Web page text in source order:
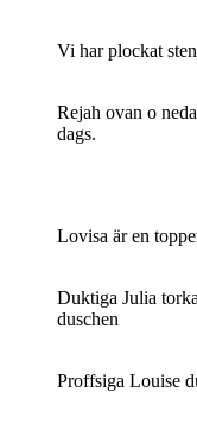
Vi har plockat
Rejah ovan o
dags.
Lovisa är en
Duktiga Julia
duschen
Proffsiga Louise